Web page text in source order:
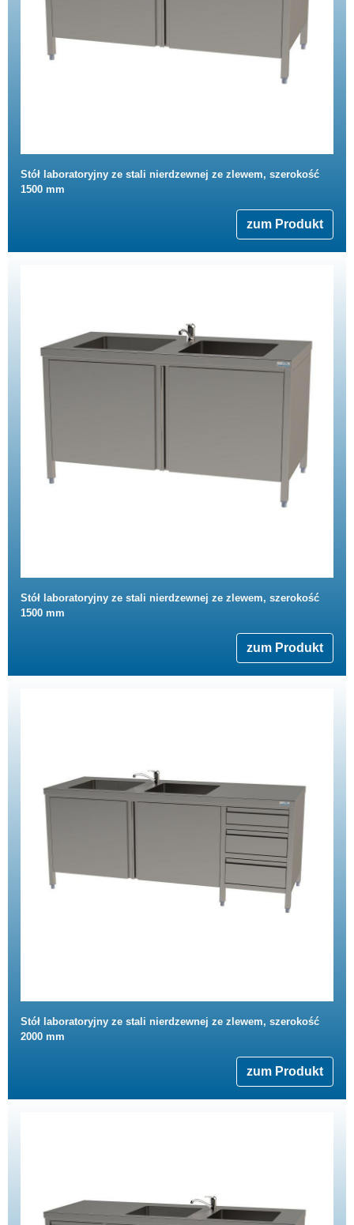
Stół laboratoryjny ze stali nierdzewnej ze zlewem, szerokość
1500 mm
zum Produkt
Stół laboratoryjny ze stali nierdzewnej ze zlewem, szerokość
1500 mm
zum Produkt
Stół laboratoryjny ze stali nierdzewnej ze zlewem, szerokość
2000 mm
zum Produkt